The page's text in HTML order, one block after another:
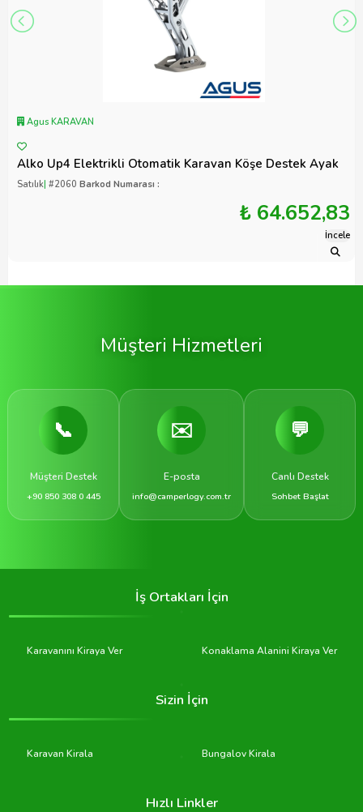
Agus KARAVAN
Alko Up4 Elektrikli Otomatik Karavan Köşe Destek Ayak
Satılık| #2060 Barkod Numarası :
₺ 64.652,83
İncele
Müşteri Hizmetleri
📞
Müşteri Destek
+90 850 308 0 445
✉️
E-posta
info@camperlogy.com.tr
💬
Canlı Destek
Sohbet Başlat
İş Ortakları İçin
Karavanını Kiraya Ver Konaklama Alanini Kiraya Ver
Sizin İçin
Karavan Kirala Bungalov Kirala
Hızlı Linkler